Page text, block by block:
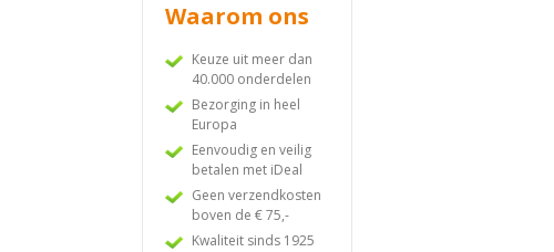
Waarom ons
Keuze uit meer dan
40.000 onderdelen
Bezorging in heel
Europa
Eenvoudig en veilig
betalen met iDeal
Geen verzendkosten
boven de € 75,-
Kwaliteit sinds 1925